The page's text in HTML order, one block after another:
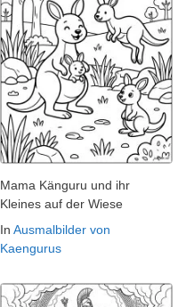
Mama Känguru und ihr
Kleines auf der Wiese
In Ausmalbilder von
Kaengurus